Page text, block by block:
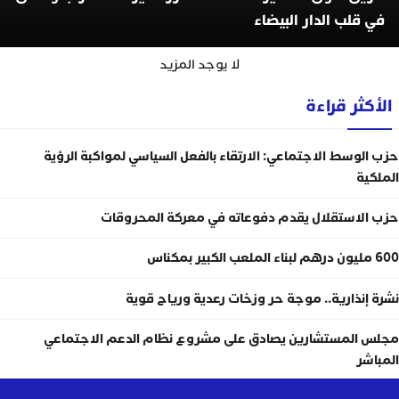
في قلب الدار البيضاء
لا يوجد المزيد
الأكثر قراءة
حزب الوسط الاجتماعي: الارتقاء بالفعل السياسي لمواكبة الرؤية
الملكية
حزب الاستقلال يقدم دفوعاته في معركة المحروقات
600 مليون درهم لبناء الملعب الكبير بمكناس
نشرة إنذارية.. موجة حر وزخات رعدية ورياح قوية
مجلس المستشارين يصادق على مشروع نظام الدعم الاجتماعي
المباشر